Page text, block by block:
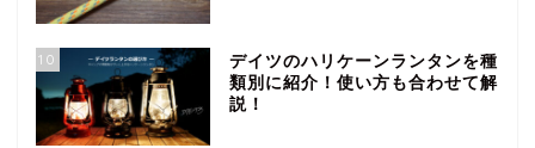
10
デイツのハリケーンランタンを種
類別に紹介！使い方も合わせて解
説！